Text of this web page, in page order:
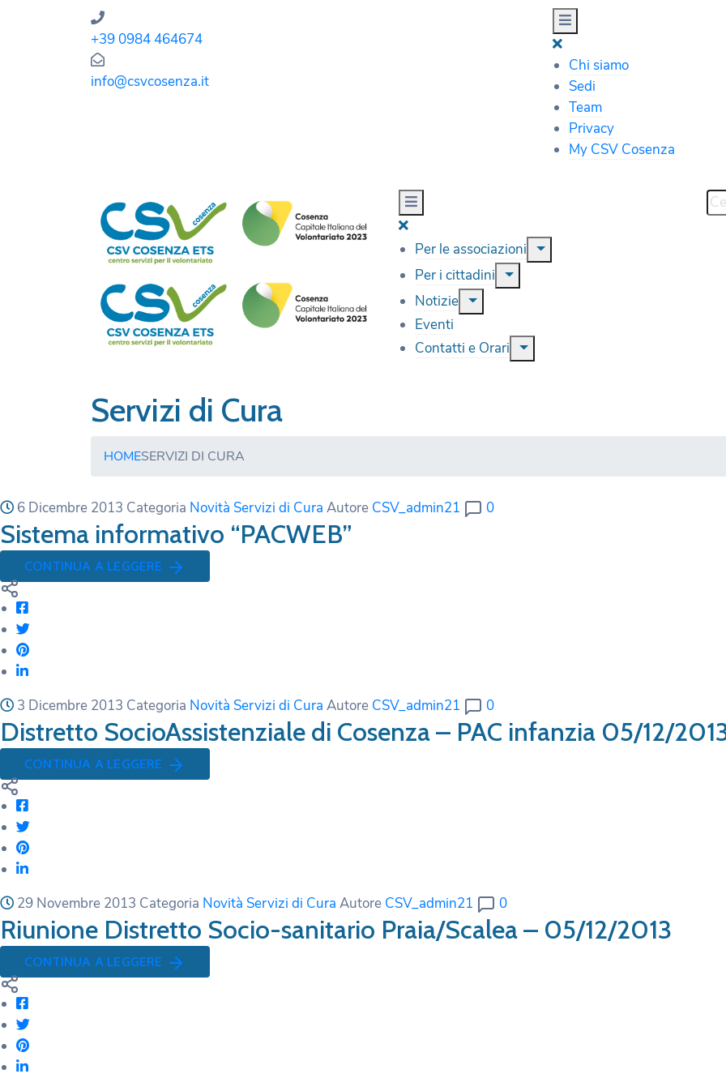
+39 0984 464674
info@csvcosenza.it
Chi siamo
Sedi
Team
Privacy
My CSV Cosenza
Per le associazioni
Per i cittadini
Notizie
Eventi
Contatti e Orari
Servizi di Cura
HOMESERVIZI DI CURA
6 Dicembre 2013 Categoria Novità Servizi di Cura Autore CSV_admin21 0
Sistema informativo “PACWEB”
CONTINUA A LEGGERE
3 Dicembre 2013 Categoria Novità Servizi di Cura Autore CSV_admin21 0
Distretto SocioAssistenziale di Cosenza – PAC infanzia 05/12/
CONTINUA A LEGGERE
29 Novembre 2013 Categoria Novità Servizi di Cura Autore CSV_admin21 0
Riunione Distretto Socio-sanitario Praia/Scalea – 05/12/2013
CONTINUA A LEGGERE